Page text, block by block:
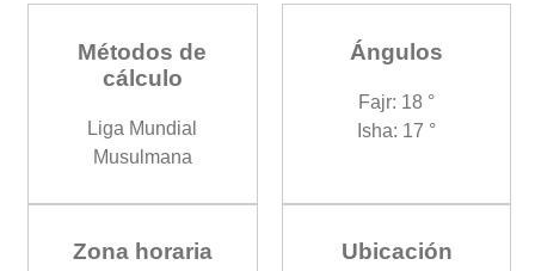
Métodos de
cálculo
Liga Mundial
Musulmana
Ángulos
Fajr: 18 °
Isha: 17 °
Zona horaria Ubicación